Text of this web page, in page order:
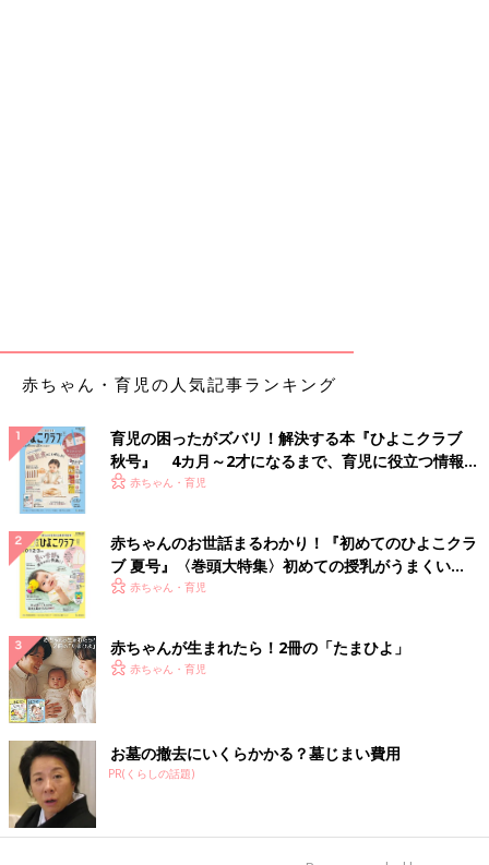
赤ちゃん・育児の人気記事ランキング
育児の困ったがズバリ！解決する本『ひよこクラブ
秋号』 4カ月～2才になるまで、育児に役立つ情報が
いっぱい！
赤ちゃん・育児
赤ちゃんのお世話まるわかり！『初めてのひよこクラ
ブ 夏号』〈巻頭大特集〉初めての授乳がうまくい
く！ おっぱい・ミルクの基本と夏のトラブル 解決テ
赤ちゃん・育児
赤ちゃんが生まれたら！2冊の「たまひよ」
赤ちゃん・育児
お墓の撤去にいくらかかる？墓じまい費用
PR(くらしの話題)